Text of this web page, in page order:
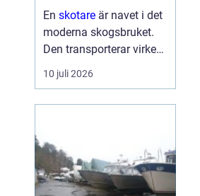
hållbarhet
En skotare är navet i det
moderna skogsbruket.
Den transporterar virke
från avverkningsplatsen
till bilväg eller
förhållanden. Rä...
10 juli 2026